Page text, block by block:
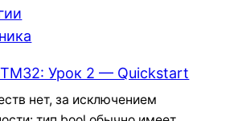
Урок 2 — Quickstart
нет, за исключением